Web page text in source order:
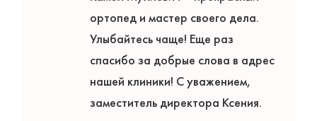
ортопед и мастер своего дела.
Улыбайтесь чаще! Еще раз
спасибо за добрые слова в адрес
нашей клиники! С уважением,
заместитель директора Ксения.